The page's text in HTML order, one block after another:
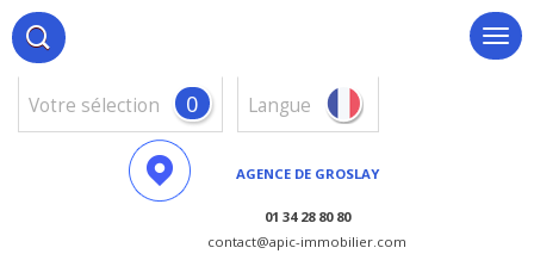
votre sélection 0 Langue
AGENCE DE GROSLAY
01 34 28 80 80
contact@apic-immobilier.com